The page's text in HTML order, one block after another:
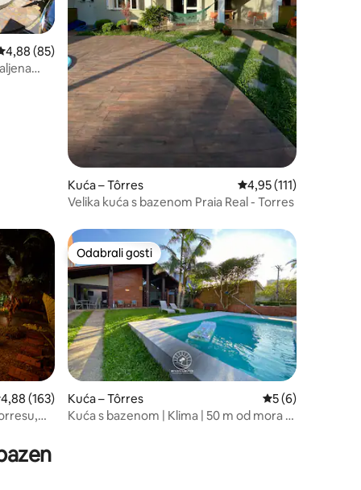
ocjena: 4,88/5, recenzija: 85
4,88 (85)
Kuća – Tôrres Prosječna ocjena:
4,95 (111)
Velika kuća s bazenom Praia Real - Torres
ocjena: 4,88/5, recenzija: 163
4,88 (163)
Odabrali gosti
Odabrali gosti
Kuća – Tôrres Prosječna
5 (6)
Kuća s bazenom | Klima | 50 m od mora |